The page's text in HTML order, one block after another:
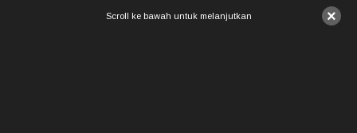
×
Scroll ke bawah untuk melanjutkan